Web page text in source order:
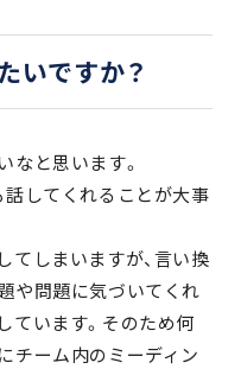
いですか？
なと思います。
話してくれることが大事
てしまいますが、言い換
や問題に気づいてくれ
ています。そのため何
チーム内のミーディン